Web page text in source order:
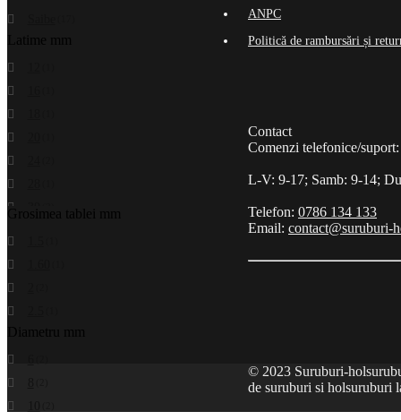
Latime mm
Grosimea tablei mm
Diametru mm
ANPC
Politică de rambursări și
Contact
Comenzi telefonice/suport:
L-V: 9-17; Samb: 9-14;
Telefon: 0786 134 133
Email: contact@suruburi-
© 2023 Suruburi-
de suruburi si holsuruburi